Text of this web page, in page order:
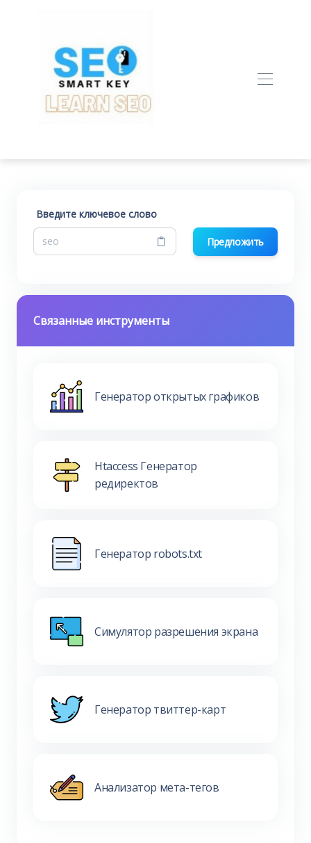
Введите ключевое слово
Предложить
Связанные инструменты
Генератор открытых графиков
Htaccess Генератор
редиректов
Генератор robots.txt
Симулятор разрешения экрана
Генератор твиттер-карт
Анализатор мета-тегов